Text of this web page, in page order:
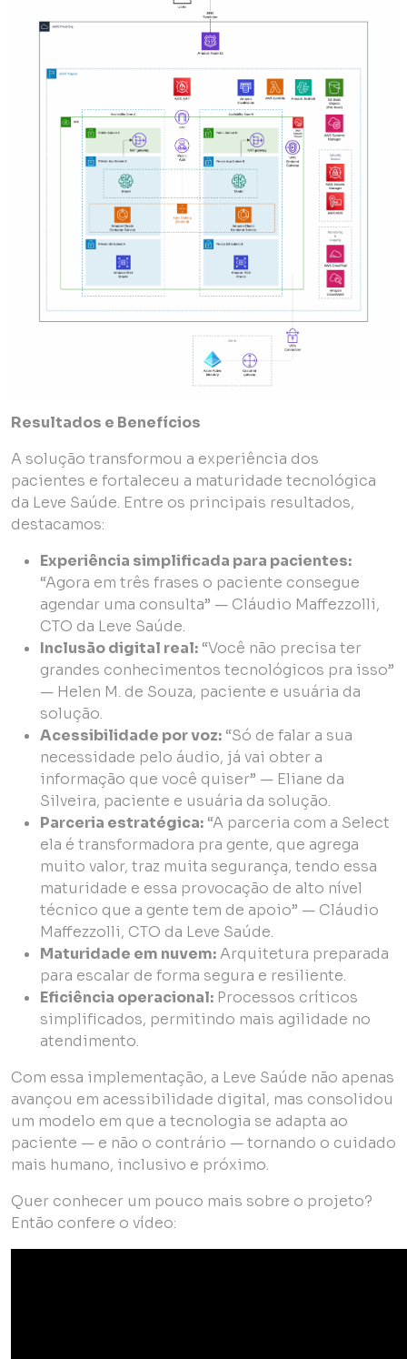
Resultados e Benefícios
A solução transformou a experiência dos
pacientes e fortaleceu a maturidade tecnológica
da Leve Saúde. Entre os principais resultados,
destacamos:
Experiência simplificada para pacientes:
“Agora em três frases o paciente consegue
agendar uma consulta” — Cláudio Maffezzolli,
CTO da Leve Saúde.
Inclusão digital real: “Você não precisa ter
grandes conhecimentos tecnológicos pra isso”
— Helen M. de Souza, paciente e usuária da
solução.
Acessibilidade por voz: “Só de falar a sua
necessidade pelo áudio, já vai obter a
informação que você quiser” — Eliane da
Silveira, paciente e usuária da solução.
Parceria estratégica: “A parceria com a Select
ela é transformadora pra gente, que agrega
muito valor, traz muita segurança, tendo essa
maturidade e essa provocação de alto nível
técnico que a gente tem de apoio” — Cláudio
Maffezzolli, CTO da Leve Saúde.
Maturidade em nuvem:Arquitetura preparada
para escalar de forma segura e resiliente.
Eficiência operacional: Processos críticos
simplificados, permitindo mais agilidade no
atendimento.
Com essa implementação, a Leve Saúde não apenas
avançou em acessibilidade digital, mas consolidou
um modelo em que a tecnologia se adapta ao
paciente — e não o contrário — tornando o cuidado
mais humano, inclusivo e próximo.
Quer conhecer um pouco mais sobre o projeto?
Então confere o vídeo: